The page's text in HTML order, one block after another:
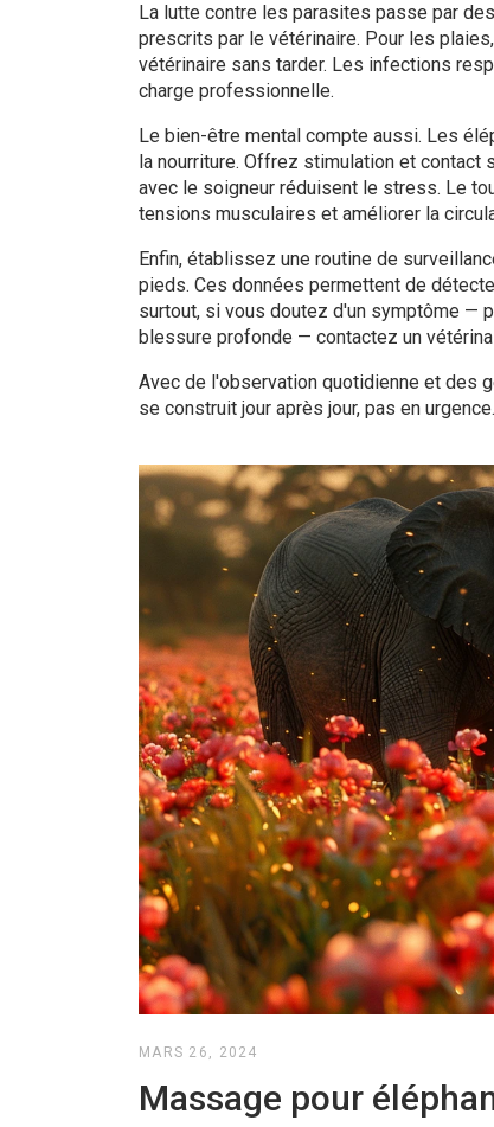
La lutte contre les parasites passe par
prescrits par le vétérinaire. Pour les
vétérinaire sans tarder. Les infections
charge professionnelle.
Le bien-être mental compte aussi. Les
la nourriture. Offrez stimulation et contact
avec le soigneur réduisent le stress. Le
tensions musculaires et améliorer la
Enfin, établissez une routine de
pieds. Ces données permettent de
surtout, si vous doutez d'un symptôme —
blessure profonde — contactez un
Avec de l'observation quotidienne et des
se construit jour après jour, pas en urgence.
MARS 26, 2024
Massage pour